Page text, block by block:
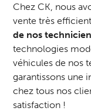
Chez CK, nous
vente très
de nos
technologies
véhicules de nos
garantissons une
chez tous nos
satisfaction !